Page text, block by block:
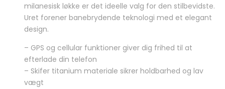
milanesisk løkke er det ideelle valg for den stilbevidste.
Uret forener banebrydende teknologi med et elegant
design.
– GPS og cellular funktioner giver dig frihed til at
efterlade din telefon
– Skifer titanium materiale sikrer holdbarhed og lav
vægt